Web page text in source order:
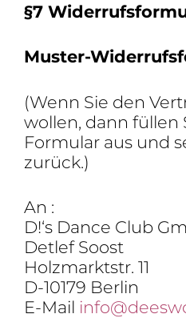
§7
Muster-
(Wenn Sie den
wollen, dann füllen
Formular aus und
zurück.)
An :
D!‘s Dance Club
Detlef Soost
Holz­marktstr. 11
D-10179 Berlin
E-Mail